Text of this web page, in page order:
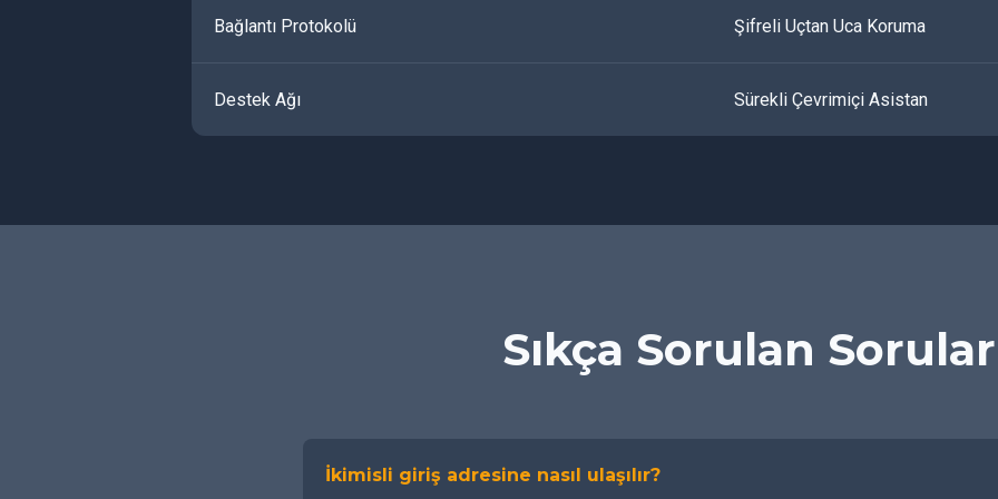
Bağlantı Protokolü Şifreli Uçtan Uca Koruma
Destek Ağı Sürekli Çevrimiçi Asistan
Sıkça Sorulan Sorular
İkimisli giriş adresine nasıl ulaşılır?